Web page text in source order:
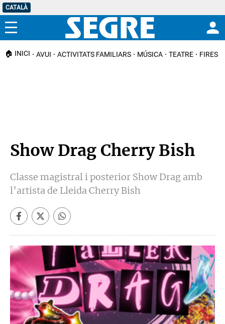
CATALÀ
Menú
🏠 INICI AVUI ACTIVITATS FAMILIARS MÚSICA TEATRE FIRES I
Show Drag Cherry Bish
Classe magistral i posterior Show Drag amb
l’artista de Lleida Cherry Bish